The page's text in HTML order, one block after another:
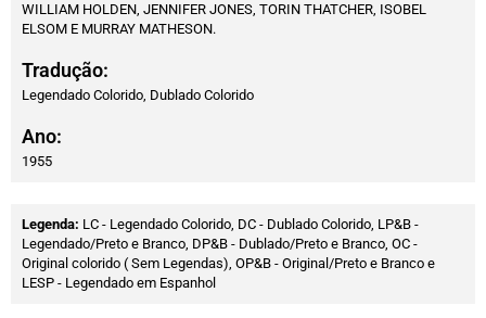
WILLIAM HOLDEN, JENNIFER JONES, TORIN THATCHER, ISOBEL
ELSOM E MURRAY MATHESON.
Tradução:
Legendado Colorido, Dublado Colorido
Ano:
1955
Legenda: LC - Legendado Colorido, DC - Dublado Colorido, LP&B -
Legendado/Preto e Branco, DP&B - Dublado/Preto e Branco, OC -
Original colorido ( Sem Legendas), OP&B - Original/Preto e Branco e
LESP - Legendado em Espanhol